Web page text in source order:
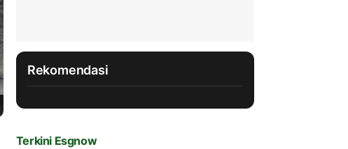
Rekomendasi
Terkini Esgnow